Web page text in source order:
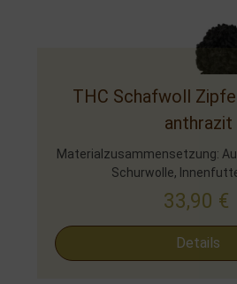
THC Schafwoll
anthrazit
Materialzusammensetzung:
Schurwolle,
33,90 €
Details